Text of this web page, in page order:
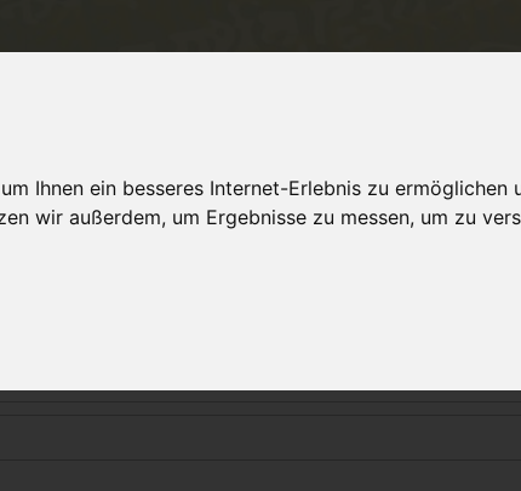
Ihnen ein besseres Internet-Erlebnis zu ermöglichen
wir außerdem, um Ergebnisse zu messen, um zu